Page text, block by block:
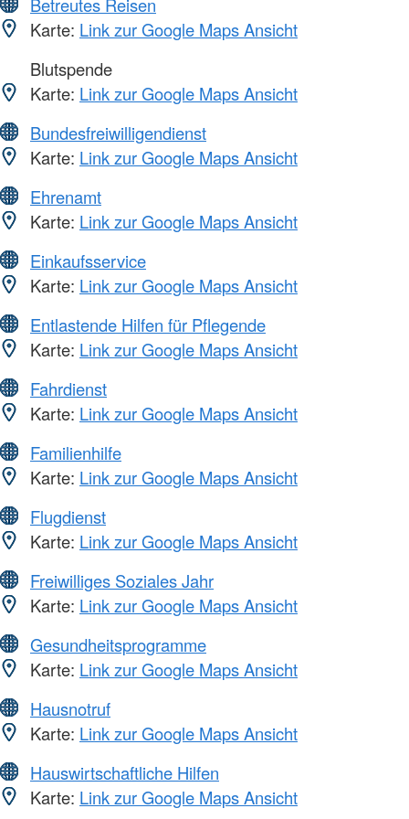
Karte: Link zur Google Maps Ansicht
Blutspende
Karte: Link zur Google Maps Ansicht
Bundesfreiwilligendienst
Karte: Link zur Google Maps Ansicht
Ehrenamt
Karte: Link zur Google Maps Ansicht
Einkaufsservice
Karte: Link zur Google Maps Ansicht
Entlastende Hilfen für Pflegende
Karte: Link zur Google Maps Ansicht
Fahrdienst
Karte: Link zur Google Maps Ansicht
Familienhilfe
Karte: Link zur Google Maps Ansicht
Flugdienst
Karte: Link zur Google Maps Ansicht
Freiwilliges Soziales Jahr
Karte: Link zur Google Maps Ansicht
Gesundheitsprogramme
Karte: Link zur Google Maps Ansicht
Hausnotruf
Karte: Link zur Google Maps Ansicht
Hauswirtschaftliche Hilfen
Karte: Link zur Google Maps Ansicht